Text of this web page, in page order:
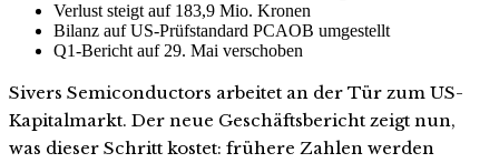
Verlust steigt auf 183,9 Mio. Kronen
Bilanz auf US-Prüfstandard PCAOB umgestellt
Q1-Bericht auf 29. Mai verschoben
Sivers Semiconductors arbeitet an der Tür zum US-
Kapitalmarkt. Der neue Geschäftsbericht zeigt nun,
was dieser Schritt kostet: frühere Zahlen werden